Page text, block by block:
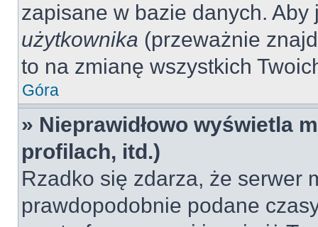
zapisane w bazie danych.
użytkownika (przeważnie
to na zmianę wszystkich
Góra
» Nieprawidłowo wyświetla
profilach, itd.)
Rzadko się zdarza, że serwer
prawdopodobnie podane